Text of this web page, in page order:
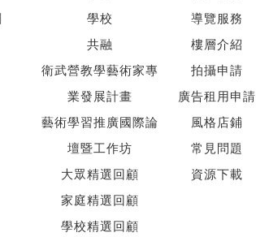
學校
共融
衛武營教學藝術家專
業發展計畫
藝術學習推廣國際論
壇暨工作坊
大眾精選回顧
家庭精選回顧
學校精選回顧
導覽服務
樓層介紹
拍攝申請
廣告租用申請
風格店鋪
常見問題
資源下載